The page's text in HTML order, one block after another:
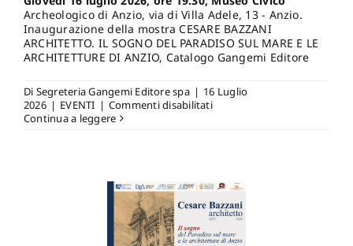
Archeologico di Anzio, via di Villa Adele, 13 - Anzio.
Inaugurazione della mostra CESARE BAZZANI
ARCHITETTO. IL SOGNO DEL PARADISO SUL MARE E LE
ARCHITETTURE DI ANZIO, Catalogo Gangemi Editore
Di Segreteria Gangemi Editore spa | 16 Luglio
2026 | EVENTI | Commenti disabilitatisu
19.30,
Museo
Civico
Archeologico
di
Continua a leggere